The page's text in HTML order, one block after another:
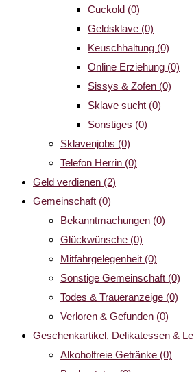
Cuckold (0)
Geldsklave (0)
Keuschhaltung (0)
Online Erziehung (0)
Sissys & Zofen (0)
Sklave sucht (0)
Sonstiges (0)
Sklavenjobs (0)
Telefon Herrin (0)
Geld verdienen (2)
Gemeinschaft (0)
Bekanntmachungen (0)
Glückwünsche (0)
Mitfahrgelegenheit (0)
Sonstige Gemeinschaft (0)
Todes & Traueranzeige (0)
Verloren & Gefunden (0)
Geschenkartikel, Delikatessen &
Alkoholfreie Getränke (0)